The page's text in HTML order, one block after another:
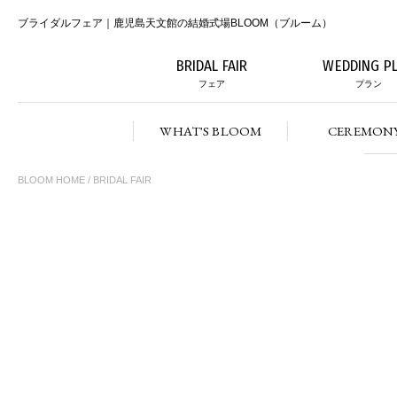
ブライダルフェア｜鹿児島天文館の結婚式場BLOOM（ブルーム）
BRIDAL FAIR
フェア
WEDDING
プラン
WHAT'S BLOOM
BLOOM HOME / BRIDAL FAIR